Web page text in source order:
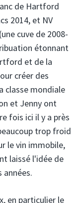
de Hartford
2014, et NV
cuve de 2008-
étonnant
et de la
créer des
classe mondiale
et Jenny ont
fois ici il y a près
trop froid
le vin immobile,
laissé l'idée de
en particulier le